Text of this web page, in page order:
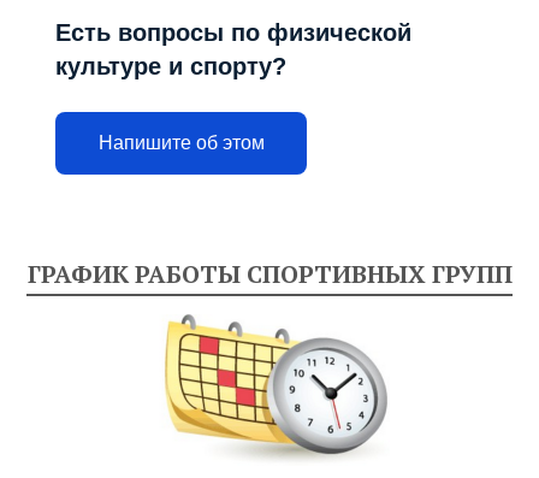
Есть вопросы по физической
культуре и спорту?
Напишите об этом
ГРАФИК РАБОТЫ СПОРТИВНЫХ ГРУПП